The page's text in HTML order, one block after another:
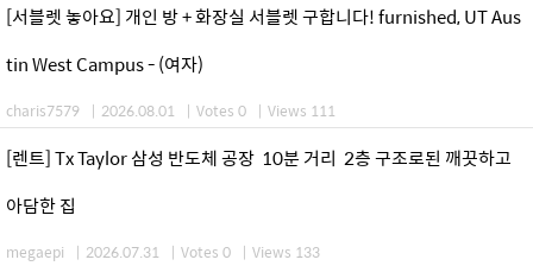
[서블렛 놓아요] 개인 방 + 화장실 서블렛 구합니다! furnished, UT Aus
tin West Campus - (여자)
charis7579 | 2026.08.01 | Votes 0 | Views 111
[렌트] Tx Taylor 삼성 반도체 공장 10분 거리 2층 구조로된 깨끗하고
아담한 집
megaepi | 2026.07.31 | Votes 0 | Views 133